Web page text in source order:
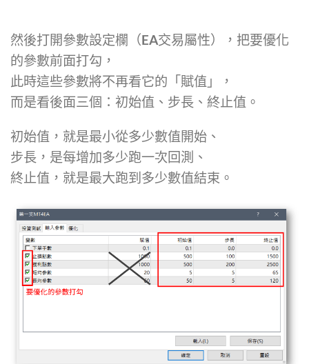
然後打開參數設定欄（EA交易屬性），把要優化
的參數前面打勾，
此時這些參數將不再看它的「賦值」，
而是看後面三個：初始值、步長、終止值。
初始值，就是最小從多少數值開始、
步長，是每增加多少跑一次回測、
終止值，就是最大跑到多少數值結束。